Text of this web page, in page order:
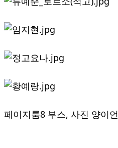
페이지룸8 부스, 사진 양이언